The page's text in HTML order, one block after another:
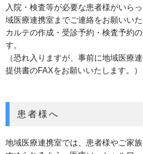
入院・検査等が必要な患者様がいら
域医療連携室までご連絡をお願いいた
カルテの作成・受診予約・検査予約
す。
（恐れ入りますが、事前に地域医療
提供書のFAXをお願いいたします。）
患者様へ
地域医療連携室では、患者様やご家